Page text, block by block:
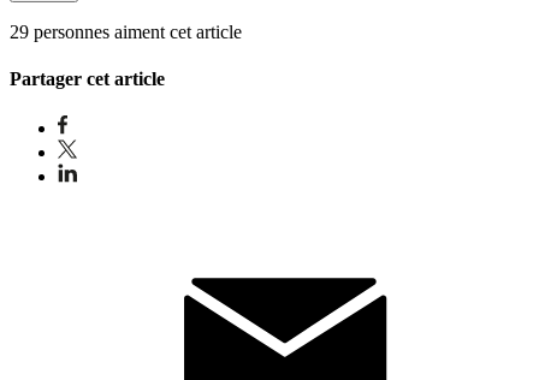
29 personnes aiment cet article
Partager cet article